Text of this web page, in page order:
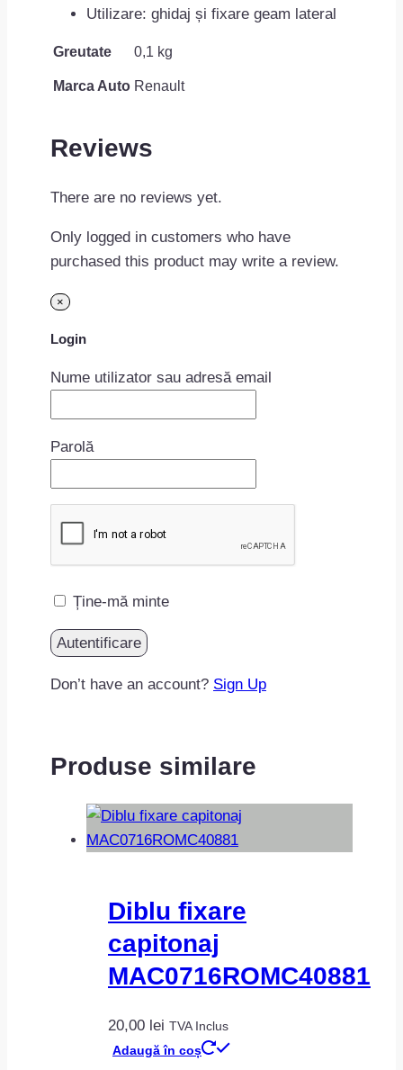
Utilizare: ghidaj și fixare geam lateral
Greutate 0,1 kg
Marca Auto Renault
Reviews
There are no reviews yet.
Only logged in customers who have
purchased this product may write a review.
×
Login
Nume utilizator sau adresă email
Parolă
Ține-mă minte
Don’t have an account? Sign Up
Produse similare
Diblu fixare
capitonaj
MAC0716ROMC40881
20,00 lei TVA Inclus
Adaugă în coș